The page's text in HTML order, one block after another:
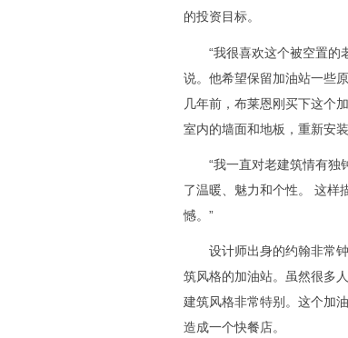
的投资目标。
“我很喜欢这个被空置的老
说。他希望保留加油站一些
几年前，布莱恩刚买下这个
室内的墙面和地板，重新安装
“我一直对老建筑情有独钟
了温暖、魅力和个性。 这样
憾。”
设计师出身的约翰非常钟
筑风格的加油站。虽然很多
建筑风格非常特别。这个加
造成一个快餐店。